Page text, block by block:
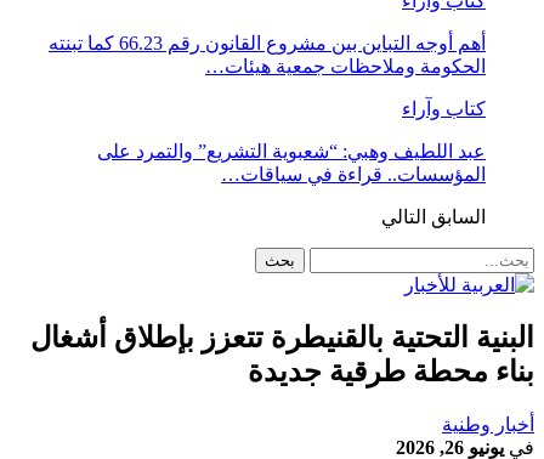
أهم أوجه التباين بين مشروع القانون رقم 66.23 كما تبنته
الحكومة وملاحظات جمعية هيئات…
كتاب وآراء
عبد اللطيف وهبي: “شعبوية التشريع” والتمرد على
المؤسسات.. قراءة في سياقات…
السابق التالي
البنية التحتية بالقنيطرة تتعزز بإطلاق أشغال
بناء محطة طرقية جديدة
أخبار وطنية
في يونيو 26, 2026